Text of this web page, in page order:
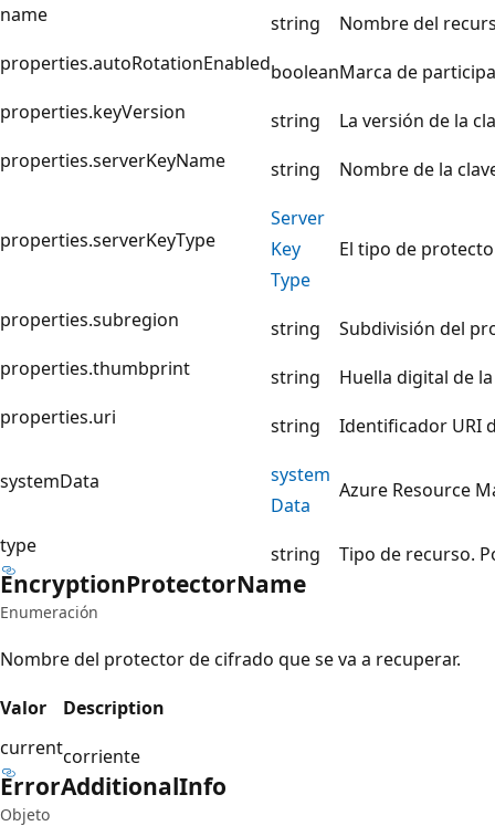
name
string
Nombre del
properties.autoRotationEnabledbooleanMarca de
properties.keyVersion
string
La versión de la
properties.serverKeyName
string Nombre de la
properties.serverKeyType
Server
Key
Type
El tipo de
properties.subregion string
Subdivisión del
properties.thumbprint
string
Huella digital de
properties.uri
string Identificador URI
systemData
system
Data
Azure Resource
type string Tipo de recurso.
EncryptionProtectorName
Enumeración
Nombre del protector de cifrado que se va a recuperar.
Valor
Description
currentcorriente
ErrorAdditionalInfo
Objeto